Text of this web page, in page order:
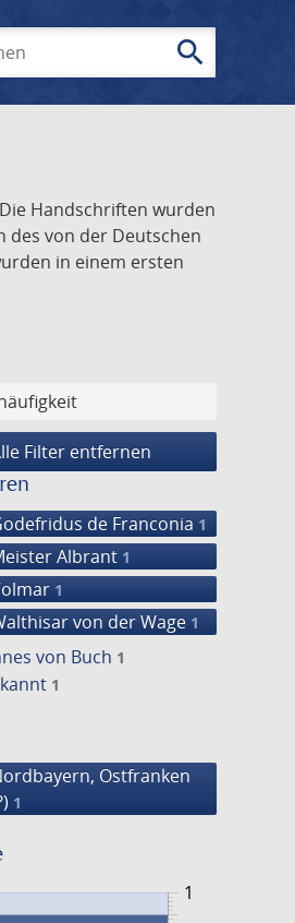
search
Handschriften wurden
des von der Deutschen
in einem ersten
Filter entfernen
de Franconia 1
Albrant 1
1
von der Wage 1
von Buch 1
1
Ostfranken
1
1